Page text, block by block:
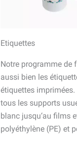
Etiquettes
Notre programme de
aussi bien les
étiquettes
tous les supports
blanc jusqu‘au films
polyéthylène (PE) et